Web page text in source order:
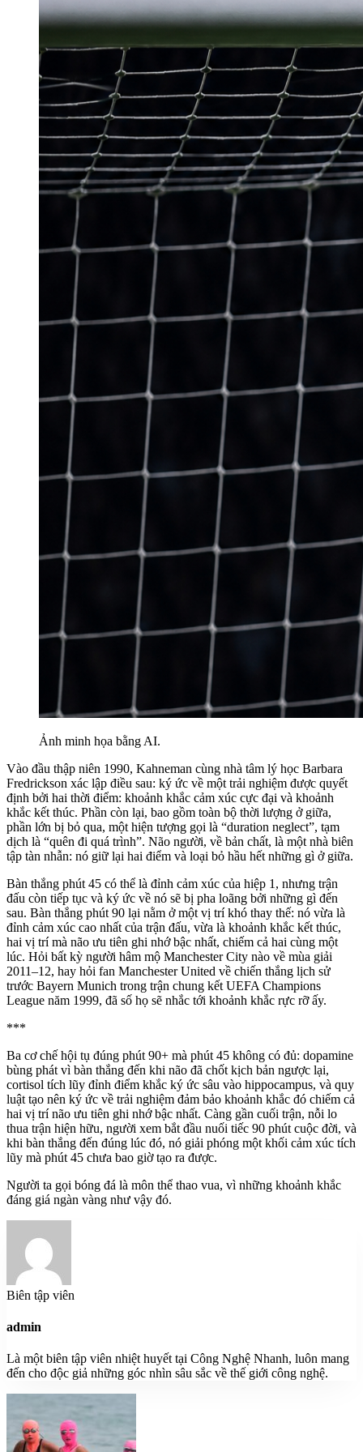
Ảnh minh họa bằng AI.
Vào đầu thập niên 1990, Kahneman cùng nhà tâm lý học Barbara
Fredrickson xác lập điều sau: ký ức về một trải nghiệm được quyết
định bởi hai thời điểm: khoảnh khắc cảm xúc cực đại và khoảnh
khắc kết thúc. Phần còn lại, bao gồm toàn bộ thời lượng ở giữa,
phần lớn bị bỏ qua, một hiện tượng gọi là “duration neglect”, tạm
dịch là “quên đi quá trình”. Não người, về bản chất, là một nhà biên
tập tàn nhẫn: nó giữ lại hai điểm và loại bỏ hầu hết những gì ở giữa.
Bàn thắng phút 45 có thể là đỉnh cảm xúc của hiệp 1, nhưng trận
đấu còn tiếp tục và ký ức về nó sẽ bị pha loãng bởi những gì đến
sau. Bàn thắng phút 90 lại nằm ở một vị trí khó thay thế: nó vừa là
đỉnh cảm xúc cao nhất của trận đấu, vừa là khoảnh khắc kết thúc,
hai vị trí mà não ưu tiên ghi nhớ bậc nhất, chiếm cả hai cùng một
lúc. Hỏi bất kỳ người hâm mộ Manchester City nào về mùa giải
2011–12, hay hỏi fan Manchester United về chiến thắng lịch sử
trước Bayern Munich trong trận chung kết UEFA Champions
League năm 1999, đã số họ sẽ nhắc tới khoảnh khắc rực rỡ ấy.
***
Ba cơ chế hội tụ đúng phút 90+ mà phút 45 không có đủ: dopamine
bùng phát vì bàn thắng đến khi não đã chốt kịch bản ngược lại,
cortisol tích lũy đỉnh điểm khắc ký ức sâu vào hippocampus, và quy
luật tạo nên ký ức về trải nghiệm đảm bảo khoảnh khắc đó chiếm cả
hai vị trí não ưu tiên ghi nhớ bậc nhất. Càng gần cuối trận, nỗi lo
thua trận hiện hữu, người xem bắt đầu nuối tiếc 90 phút cuộc đời, và
khi bàn thắng đến đúng lúc đó, nó giải phóng một khối cảm xúc tích
lũy mà phút 45 chưa bao giờ tạo ra được.
Người ta gọi bóng đá là môn thể thao vua, vì những khoảnh khắc
đáng giá ngàn vàng như vậy đó.
Biên tập viên
admin
Là một biên tập viên nhiệt huyết tại Công Nghệ Nhanh, luôn mang
đến cho độc giả những góc nhìn sâu sắc về thế giới công nghệ.